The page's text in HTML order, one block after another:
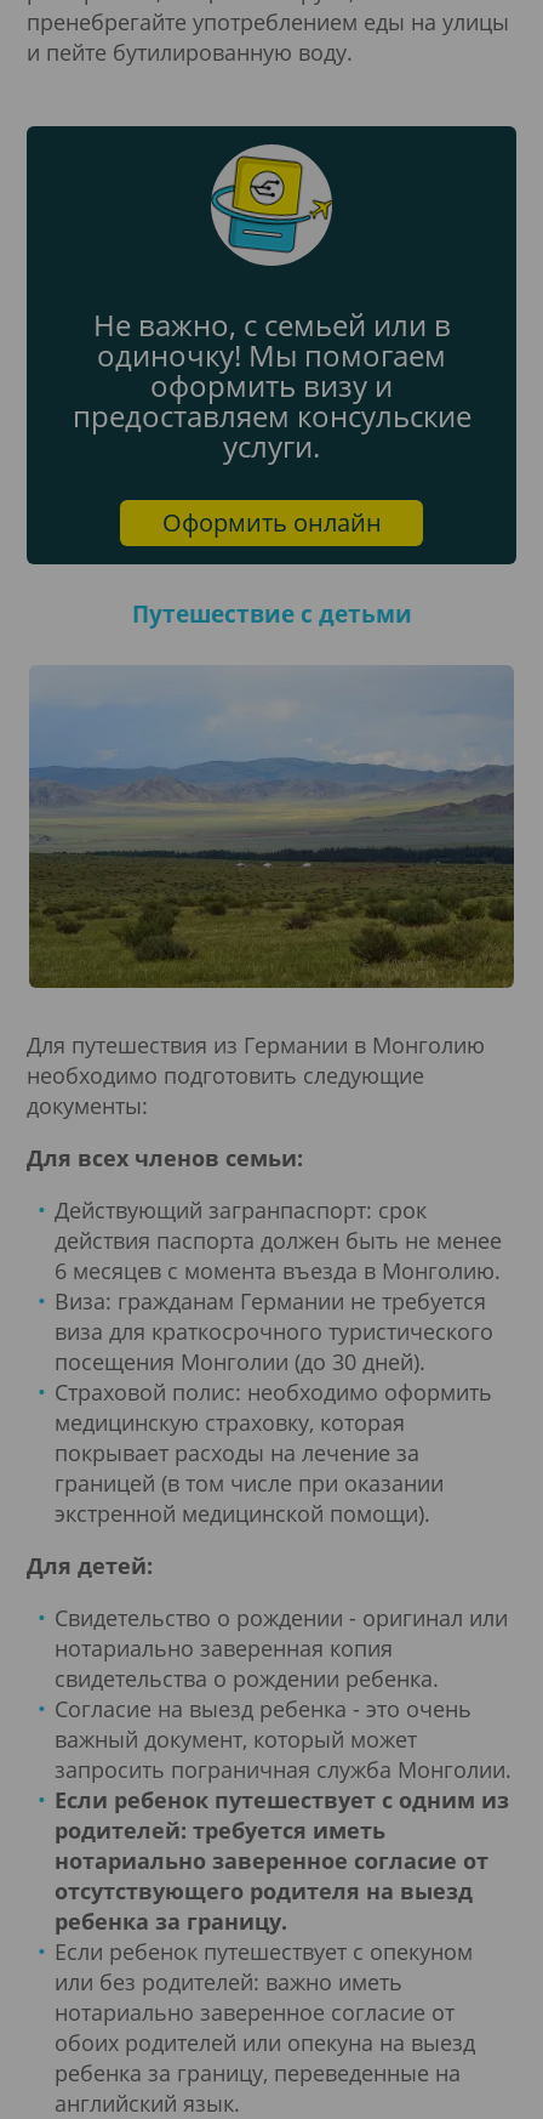
пренебрегайте употреблением еды на улицы
и пейте бутилированную воду.
Не важно, с семьей или в
одиночку! Мы помогаем
оформить визу и
предоставляем консульские
услуги.
Оформить онлайн
Путешествие с детьми
Для путешествия из Германии в Монголию
необходимо подготовить следующие
документы:
Для всех членов семьи:
Действующий загранпаспорт: срок
действия паспорта должен быть не менее
6 месяцев с момента въезда в Монголию.
Виза: гражданам Германии не требуется
виза для краткосрочного туристического
посещения Монголии (до 30 дней).
Страховой полис: необходимо оформить
медицинскую страховку, которая
покрывает расходы на лечение за
границей (в том числе при оказании
экстренной медицинской помощи).
Для детей:
Свидетельство о рождении - оригинал или
нотариально заверенная копия
свидетельства о рождении ребенка.
Согласие на выезд ребенка - это очень
важный документ, который может
запросить пограничная служба Монголии.
Если ребенок путешествует с одним из
родителей: требуется иметь
нотариально заверенное согласие от
отсутствующего родителя на выезд
ребенка за границу.
Если ребенок путешествует с опекуном
или без родителей: важно иметь
нотариально заверенное согласие от
обоих родителей или опекуна на выезд
ребенка за границу, переведенные на
английский язык.